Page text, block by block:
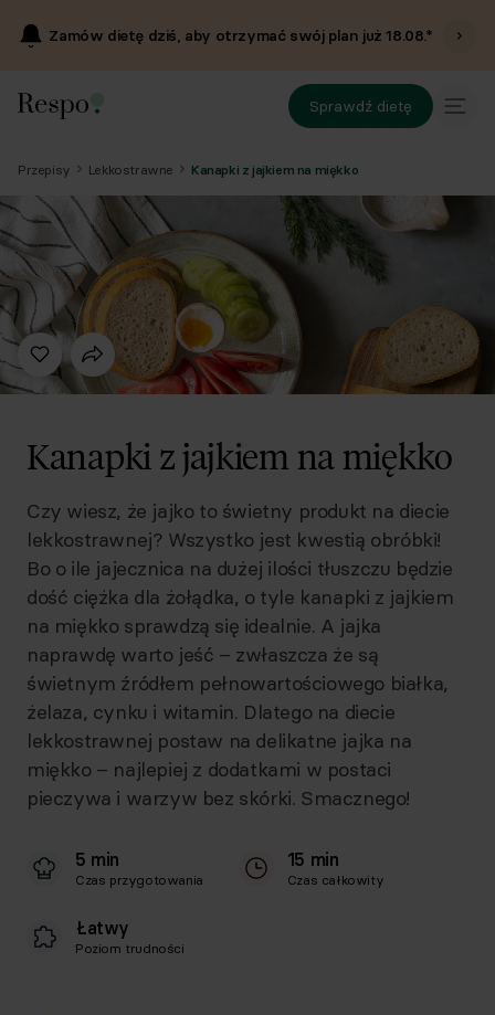
Zamów dietę dziś, aby otrzymać swój plan już18.08.*
Sprawdź dietę
Przepisy Lekkostrawne Kanapki z jajkiem na miękko
Kanapki z jajkiem na miękko
Czy wiesz, że jajko to świetny produkt na diecie
lekkostrawnej? Wszystko jest kwestią obróbki!
Bo o ile jajecznica na dużej ilości tłuszczu będzie
dość ciężka dla żołądka, o tyle kanapki z jajkiem
na miękko sprawdzą się idealnie. A jajka
naprawdę warto jeść – zwłaszcza że są
świetnym źródłem pełnowartościowego białka,
żelaza, cynku i witamin. Dlatego na diecie
lekkostrawnej postaw na delikatne jajka na
miękko – najlepiej z dodatkami w postaci
pieczywa i warzyw bez skórki. Smacznego!
5 min
Czas przygotowania
15 min
Czas całkowity
Łatwy
Poziom trudności